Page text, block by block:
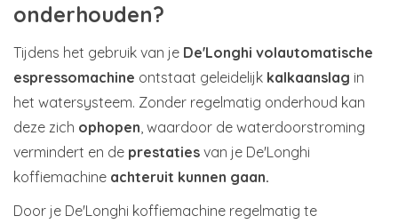
onderhouden?
Tijdens het gebruik van je De'Longhi volautomatische
espressomachine ontstaat geleidelijk kalkaanslag in
het watersysteem. Zonder regelmatig onderhoud kan
deze zich ophopen, waardoor de waterdoorstroming
vermindert en de prestaties van je De'Longhi
koffiemachine achteruit kunnen gaan.
Door je De'Longhi koffiemachine regelmatig te